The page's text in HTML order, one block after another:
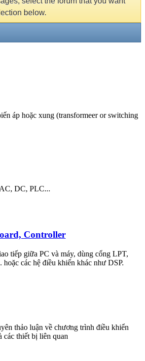
below.
áp hoặc xung (transformeer or switching
DC, PLC...
Controller
tiếp giữa PC và máy, dùng cổng LPT,
hoặc các hệ điều khiển khác như DSP.
thảo luận về chương trình điều khiển
thiết bị liên quan